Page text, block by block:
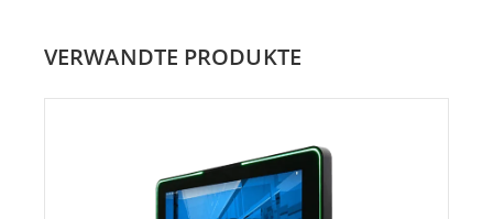
VERWANDTE PRODUKTE